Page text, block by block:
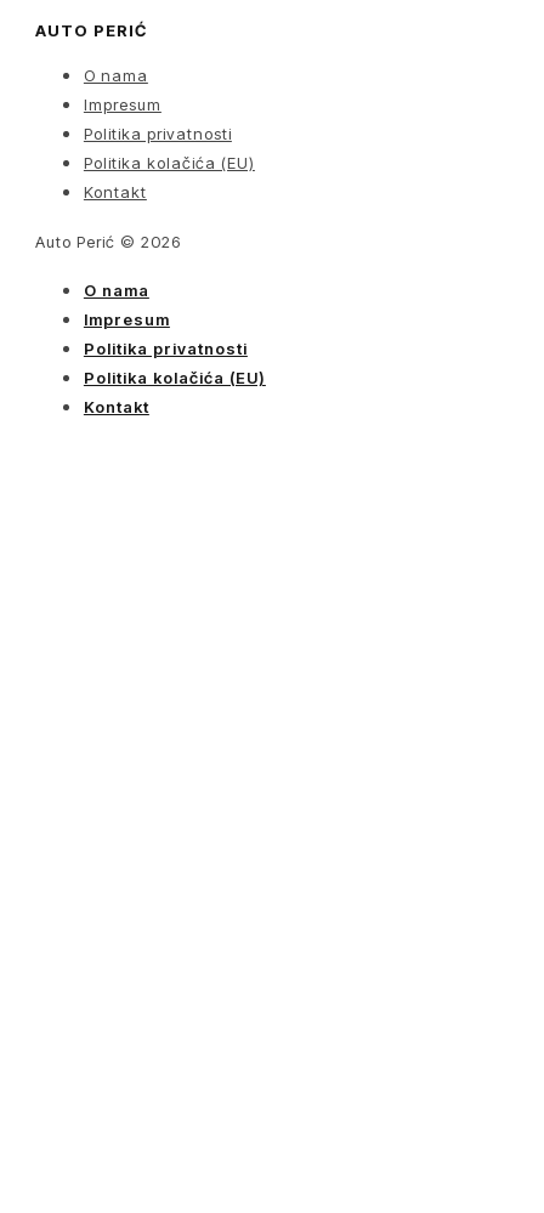
AUTO PERIĆ
O nama
Impresum
Politika privatnosti
Politika kolačića (EU)
Kontakt
Auto Perić © 2026
O nama
Impresum
Politika privatnosti
Politika kolačića (EU)
Kontakt